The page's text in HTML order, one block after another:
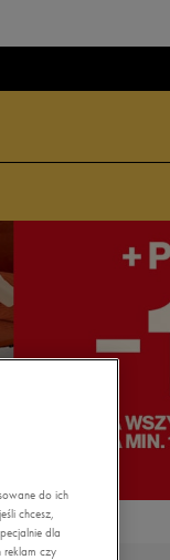
BUTY DLA
4-8 lat
do ich
chcesz,
dla
reklam czy